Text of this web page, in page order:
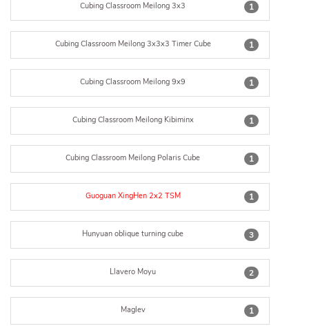
1
Cubing Classroom Meilong 3x3
1
Cubing Classroom Meilong 3x3x3 Timer Cube
1
Cubing Classroom Meilong 9x9
1
Cubing Classroom Meilong Kibiminx
1
Cubing Classroom Meilong Polaris Cube
1
Guoguan XingHen 2x2 TSM
3
Hunyuan oblique turning cube
2
Llavero Moyu
1
Maglev